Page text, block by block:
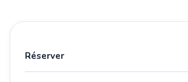
Réserver